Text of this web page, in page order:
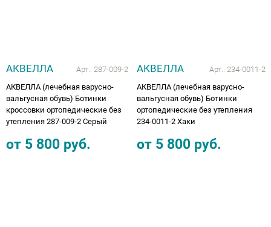
АКВЕЛЛА Арт.: 287-009-2
АКВЕЛЛА (лечебная варусно-
вальгусная обувь) Ботинки
кроссовки ортопедические без
утепления 287-009-2 Серый
от 5 800 руб.
АКВЕЛЛА Арт.: 234-0011-2
АКВЕЛЛА (лечебная варусно-
вальгусная обувь) Ботинки
ортопедические без утепления
234-0011-2 Хаки
от 5 800 руб.